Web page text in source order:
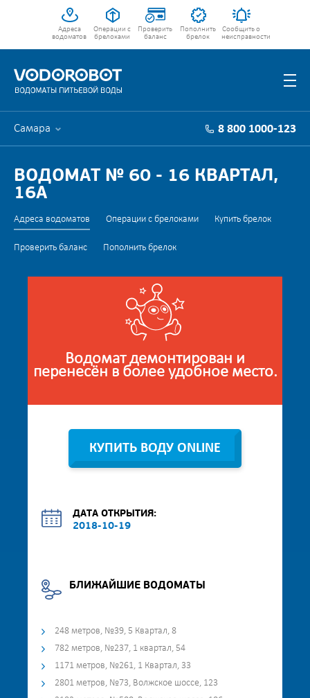
Адреса
водоматов
Операции с
брелоками
Проверить
баланс
Пополнить
брелок
Сообщить о
неисправности
Самара 8 800 1000-123
ВОДОМАТ № 60 - 16 КВАРТАЛ,
16А
Адреса водоматов Операции с брелоками Купить брелок
Проверить баланс Пополнить брелок
Водомат демонтирован и
перенесён в более удобное место.
КУПИТЬ ВОДУ ONLINE
ДАТА ОТКРЫТИЯ:
2018-10-19
БЛИЖАЙШИЕ ВОДОМАТЫ
248 метров, №39, 5 Квартал, 8
782 метров, №237, 1 квартал, 54
1171 метров, №261, 1 Квартал, 33
2801 метров, №73, Волжское шоссе, 123